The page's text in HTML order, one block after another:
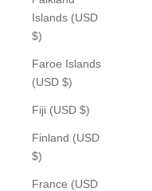
Islands (USD
$)
Faroe Islands
(USD $)
Fiji (USD $)
Finland (USD
$)
France (USD